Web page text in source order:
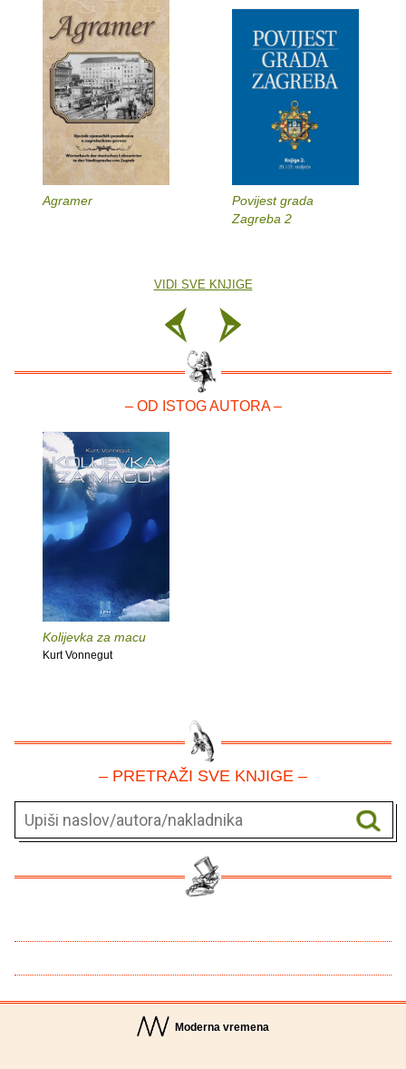
Agramer
Povijest grada
Zagreba 2
VIDI SVE KNJIGE
– OD ISTOG AUTORA –
Kolijevka za macu
Kurt Vonnegut
– PRETRAŽI SVE KNJIGE –
Moderna vremena